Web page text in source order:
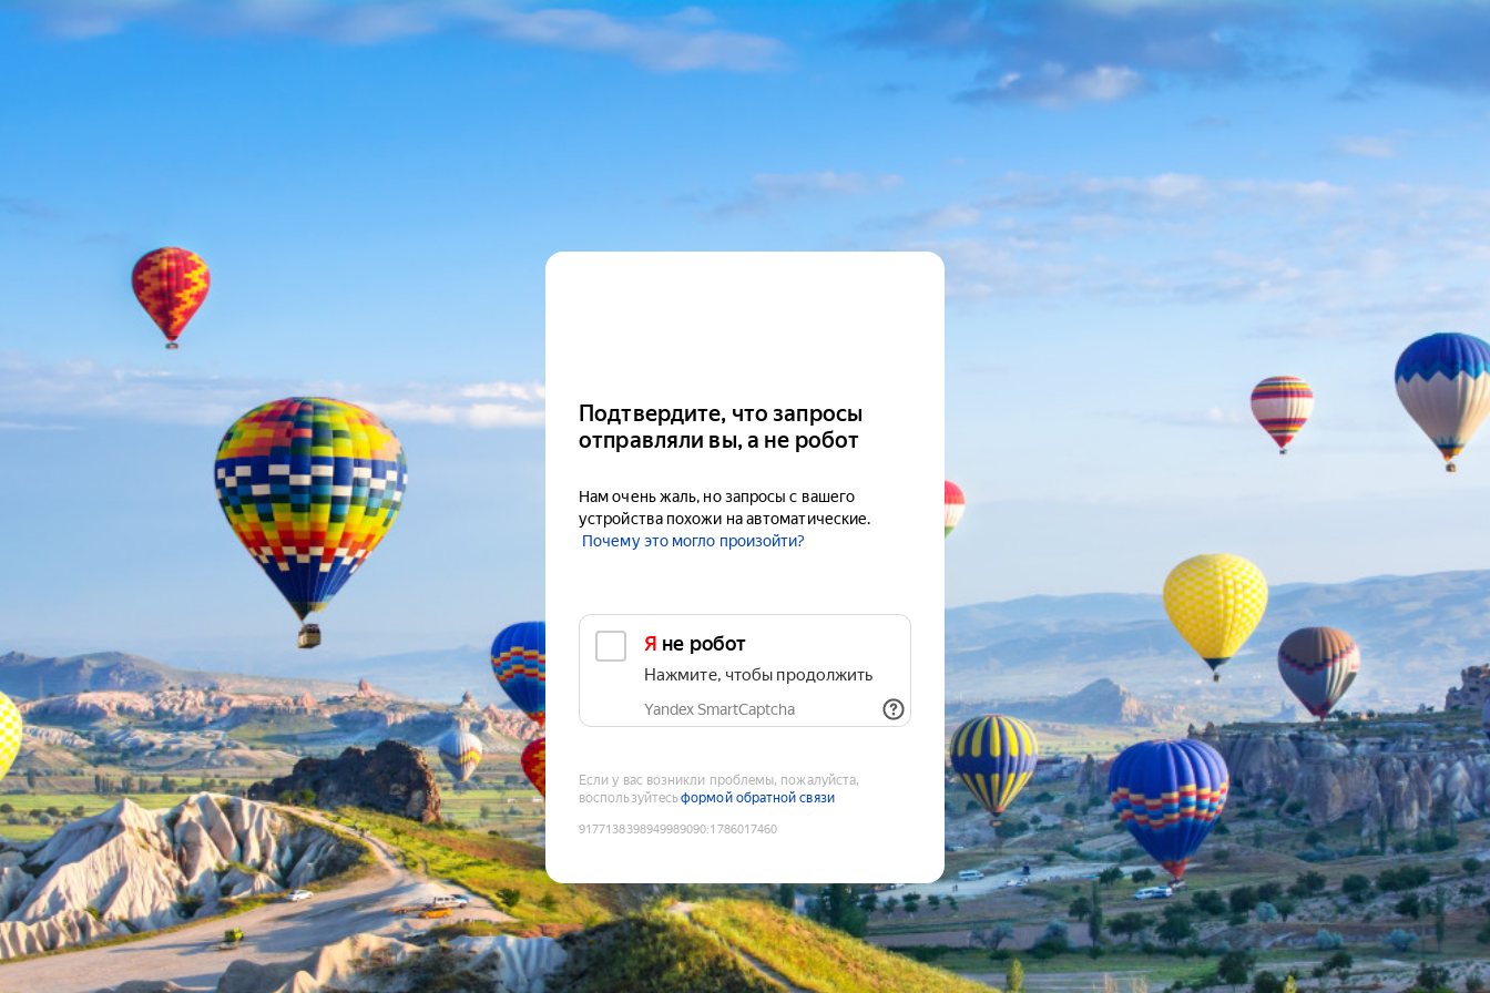
Подтвердите, что запросы
отправляли вы, а не робот
Нам очень жаль, но запросы с вашего
устройства похожи на автоматические.
Почему это могло произойти?
Я не робот
Нажмите, чтобы продолжить
Yandex SmartCaptcha
Если у вас возникли проблемы, пожалуйста,
воспользуйтесьформой обратной связи
9177138398949989090:1786017460